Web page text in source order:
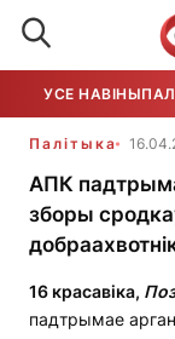
УСЕ НАВІНЫ
Палітыка
АПК
зборы
16 красавіка,
падтрымае